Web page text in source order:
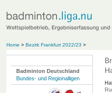
Home > Bezirk Frankfurt 2022/23 >
Badminton Deutschland
Bundes- und Regionalligen